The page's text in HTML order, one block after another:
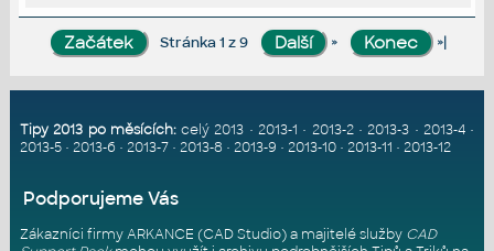
Stránka 1 z 9 » »|
Tipy 2013 po měsících: celý 2013 •2013-1 • 2013-2•2013-3 • 2013-4•
2013-5• 2013-6• 2013-7• 2013-8 • 2013-9 • 2013-10• 2013-11 • 2013-12
Podporujeme Vás
Zákazníci firmy ARKANCE (CAD Studio) a majitelé služby CAD